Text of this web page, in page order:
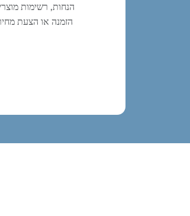
הנחות, רשימות
הזמנה או הצעת